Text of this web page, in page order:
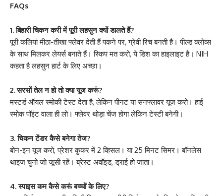
FAQs
1. बिहारी चिकन करी में पूरी लहसुन क्यों डालते हैं?
पूरी कलियां मीठा-तीखा फ्लेवर देती हैं पकने पर, ग्रेवी रिच बनती है। पील्ड क्लोव्स
के साथ मिलकर लेयर्स बनाते हैं। स्किप मत करो, ये डिश का हाइलाइट है। NIH
कहता है लहसुन हार्ट के लिए अच्छा।
2. सरसों तेल न हो तो क्या यूज करूं?
मस्टर्ड ऑयल स्मोकी टेस्ट देता है, लेकिन पीनट या सनफ्लावर यूज करो। हाई
स्मोक पॉइंट वाला ही लो। फ्लेवर थोड़ा चेंज होगा लेकिन टेस्टी बनेगी।
3. चिकन टेंडर कैसे बनेगा तेज?
बोन-इन यूज करो, प्रेशर कुकर में 2 व्हिसल। या 25 मिनट सिमर। बॉनलेस
थाइज चुनो जो जूसी रहें। ब्रेस्ट अवॉइड, ड्राई हो जाता।
4. स्पाइस कम कैसे करूं बच्चों के लिए?